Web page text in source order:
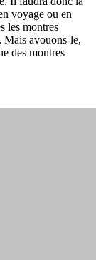
voyage ou en
les montres
Mais avouons-le,
des montres